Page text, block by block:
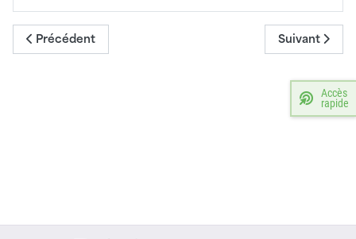
Article précédent : Aurore Coiffure
Précédent Article
Suivant
Accès
rapide